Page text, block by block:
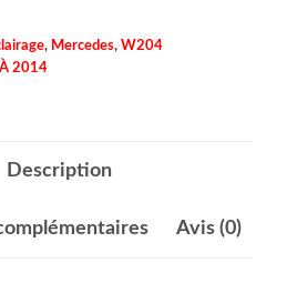
, Mercedes, W204
2014
Description
Avis (0)